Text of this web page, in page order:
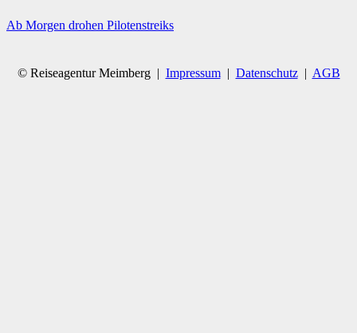
Ab Morgen drohen Pilotenstreiks
© Reiseagentur Meimberg | Impressum| Datenschutz| AGB